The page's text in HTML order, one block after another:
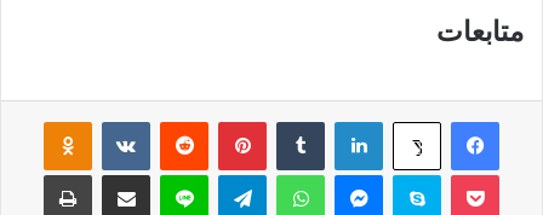
متابعات
فيسبوك ‫X لينكدإن بينتيريست
سكايب واتساب لاين